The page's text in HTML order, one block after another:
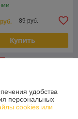
руб. 89 руб.
Купить
удобства
персональных
cookies или